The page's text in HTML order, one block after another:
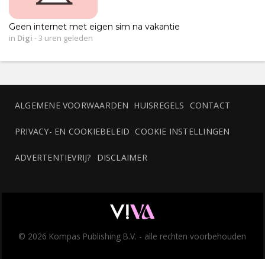
Geen internet met eigen sim na vakantie
in Digi - 3 uren geleden
ALGEMENE VOORWAARDEN HUISREGELS CONTACT
PRIVACY- EN COOKIEBELEID COOKIE INSTELLINGEN
ADVERTENTIEVRIJ? DISCLAIMER
© 2026 Kompas Publishing B.V. - alle rechten voorbehouden